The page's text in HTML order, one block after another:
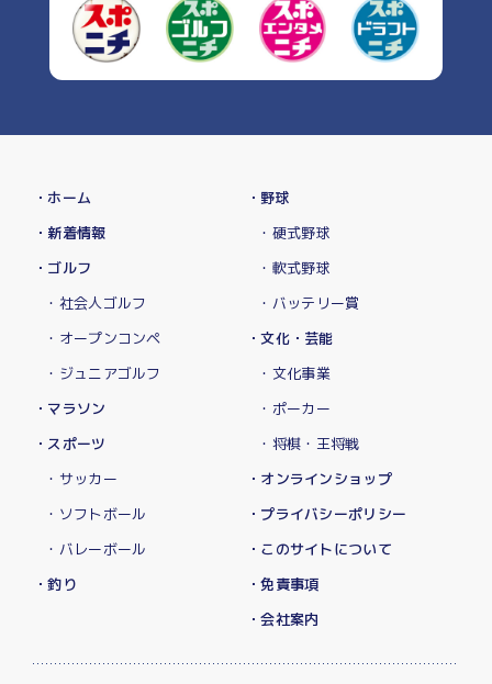
・ホーム
・新着情報
・ゴルフ
・社会人ゴルフ
・オープンコンペ
・ジュニアゴルフ
・マラソン
・スポーツ
・サッカー
・ソフトボール
・バレーボール
・釣り
・野球
・硬式野球
・軟式野球
・バッテリー賞
・文化・芸能
・文化事業
・ポーカー
・将棋・王将戦
・オンラインショップ
・プライバシーポリシー
・このサイトについて
・免責事項
・会社案内